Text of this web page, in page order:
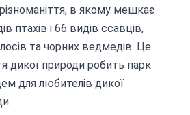
в якому мешкає
птахів і 66 видів ссавців,
та чорних ведмедів. Це
дикої природи робить парк
для любителів дикої